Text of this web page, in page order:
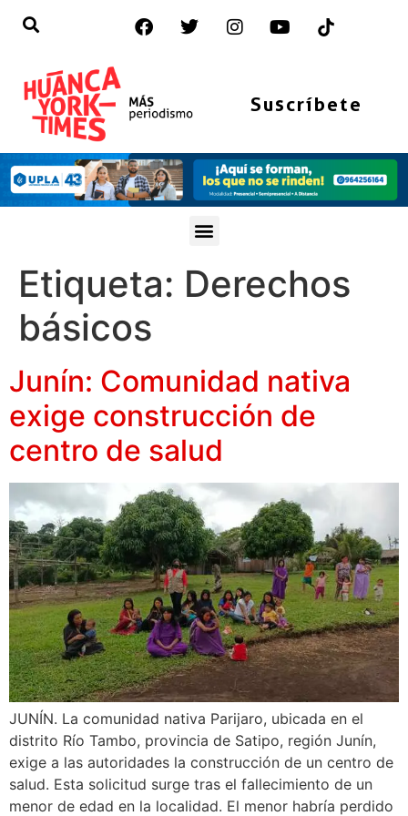
Suscríbete
Etiqueta: Derechos
básicos
Junín: Comunidad nativa
exige construcción de
centro de salud
JUNÍN. La comunidad nativa Parijaro, ubicada en el
distrito Río Tambo, provincia de Satipo, región Junín,
exige a las autoridades la construcción de un centro de
salud. Esta solicitud surge tras el fallecimiento de un
menor de edad en la localidad. El menor habría perdido